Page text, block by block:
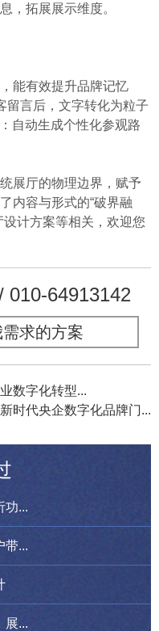
，拓展展示维度。
能有效提升品牌记忆
留言后，文字转化为粒子
自动生成个性化参观路
厅的物理边界，赋予
内容与形式的“破界融
计方案等相关，欢迎您
010-64913142
求的方案
数字化转型...
时代央企数字化品牌门...
功...
带...
展...